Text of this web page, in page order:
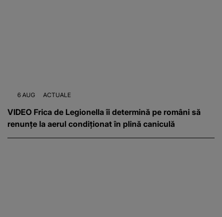
6 AUG ACTUALE
VIDEO Frica de Legionella îi determină pe români să
renunțe la aerul condiționat în plină caniculă